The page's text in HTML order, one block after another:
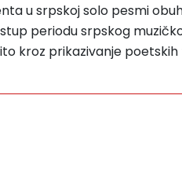
u srpskoj solo pesmi
periodu srpskog
kroz prikazivanje poetskih